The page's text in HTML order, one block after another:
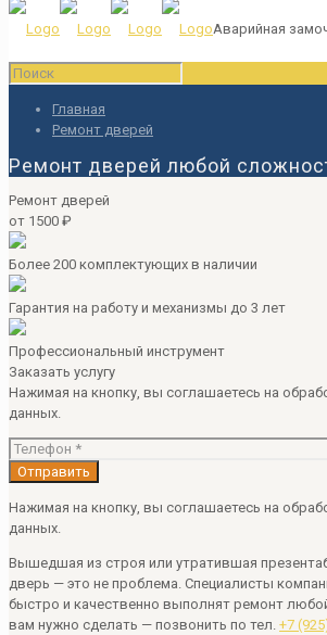
Аварийная
Главная
Ремонт дверей
Ремонт дверей любой
Ремонт дверей
от 1500 ₽
Более 200 комплектующих в наличии
Гарантия на работу и механизмы до 3 лет
Профессиональный инструмент
Заказать услугу
Нажимая на кнопку, вы соглашаетесь на
данных.
Нажимая на кнопку, вы соглашаетесь на
данных.
Вышедшая из строя или утратившая
дверь — это не проблема. Специалисты
быстро и качественно выполнят ремонт
вам нужно сделать — позвонить по тел. +7